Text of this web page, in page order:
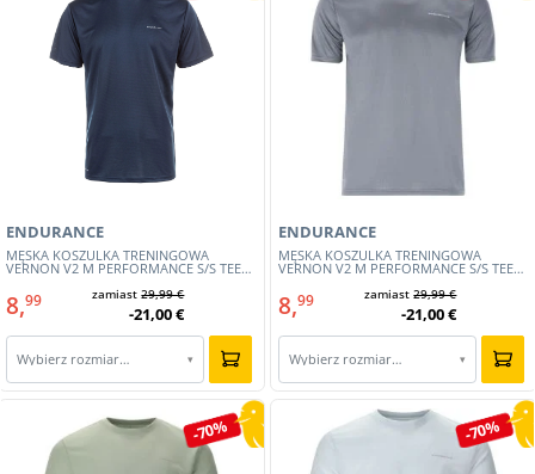
MĘSKA KOSZULKA TRENINGOWA
VERNON V2 M PERFORMANCE S/S TEE
ENDURANCE
8,99 zamiast29,99 €
-21,00 €
Wybierz rozmiar… ▾
MĘSKA KOSZULKA TRENINGOWA
VERNON V2 M PERFORMANCE S/S TEE
ENDURANCE
8,99 zamiast29,99 €
-21,00 €
Wybierz rozmiar… ▾
-70% -70%